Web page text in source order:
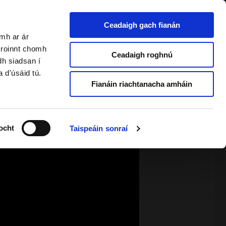
ar ár
chomh
siadsan í
d'úsáid tú.
Taispeáin sonraí
Ceadaigh gach fianán
Ceadaigh roghnú
Fianáin riachtanacha amháin
Foghlaimeoirí Fásta